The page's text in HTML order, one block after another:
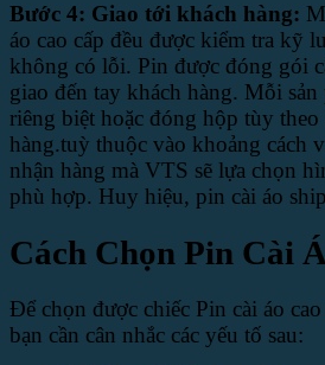
Bước 4: Giao tới khách hàng:
áo cao cấp đều được kiểm tra kỹ
không có lỗi. Pin được đóng gói
giao đến tay khách hàng. Mỗi
riêng biệt hoặc đóng hộp tùy theo
hàng.tuỳ thuộc vào khoảng cách
nhận hàng mà VTS sẽ lựa chọn
phù hợp. Huy hiệu, pin cài áo
Cách Chọn Pin Cài
Để chọn được chiếc Pin cài áo
bạn cần cân nhắc các yếu tố sau: